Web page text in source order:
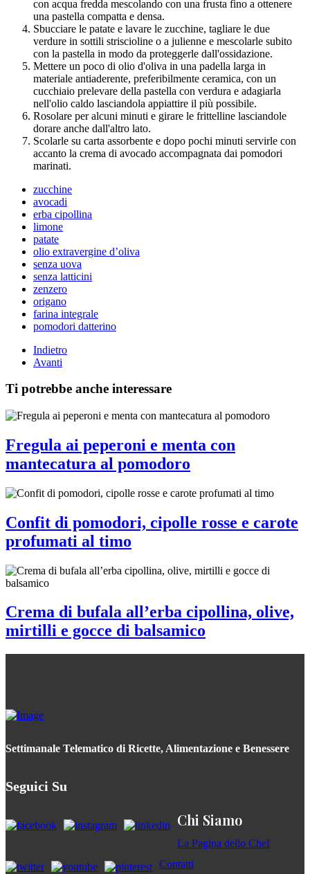
con acqua fredda mescolando con una frusta fino a ottenere
una pastella compatta e densa.
Sbucciare le patate e lavare le zucchine, tagliare le due
verdure in sottili striscioline o a julienne e mescolarle subito
con la pastella in modo da proteggerle dall'ossidazione.
Mettere un poco di olio d'oliva in una padella larga in
materiale antiaderente, preferibilmente ceramica, con un
cucchiaio prelevare della pastella con verdura e adagiarla
nell'olio caldo lasciandola appiattire il più possibile.
Rosolare per alcuni minuti e girare le frittelline lasciandole
dorare anche dall'altro lato.
Scolarle su carta assorbente e dopo pochi minuti servirle con
accanto la crema di avocado accompagnata dai pomodori
marinati.
zucchine
avocadi
erba cipollina
limone
patate
olio extravergine d’oliva
senza uova
senza latticini
zenzero
origano
farina integrale
pomodori datterino
Indietro
Avanti
Ti potrebbe anche interessare
Fregula ai peperoni e menta con
mantecatura al pomodoro
Confit di pomodori, cipolle rosse e carote
profumati al timo
Crema di bufala all’erba cipollina, olive,
mirtilli e gocce di balsamico
Settimanale Telematico di Ricette, Alimentazione e Benessere
Seguici Su
Chi Siamo
La Pagina dello Chef
Contatti